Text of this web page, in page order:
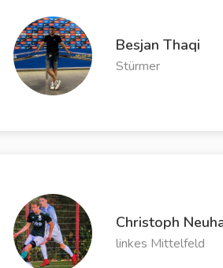
Besjan Thaqi
Stürmer
Christoph
linkes Mittelfeld